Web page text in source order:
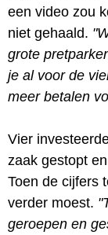
een video zou
niet gehaald.
grote
je al voor de
meer betalen
Vier
zaak gestopt
Toen de cijfers
verder moest.
geroepen en